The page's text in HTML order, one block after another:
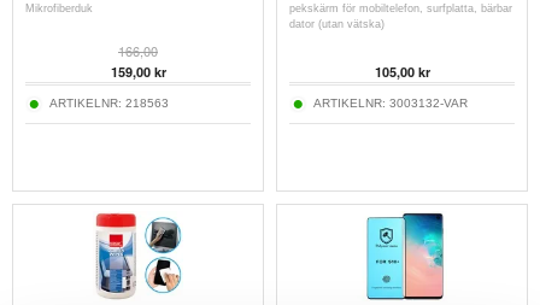
Mikrofiberduk
166,00
159,00kr
ARTIKELNR: 218563
pekskärm för mobiltelefon, surfplatta, bärbar
dator (utan vätska)
105,00kr
ARTIKELNR: 3003132-VAR